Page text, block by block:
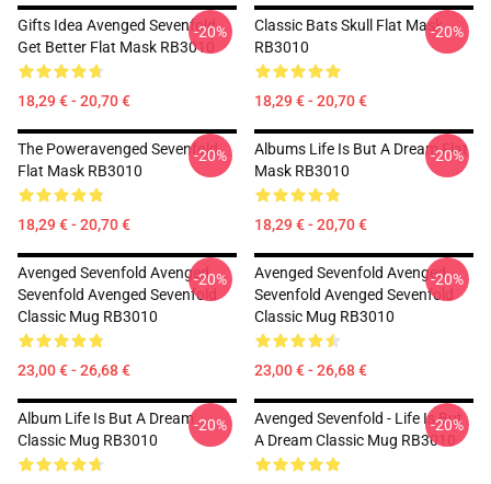
Gifts Idea Avenged Sevenfold
Get Better Flat Mask RB3010
18,29 € - 20,70 €
-20%
Classic Bats Skull Flat Mask
RB3010
18,29 € - 20,70 €
-20%
The Poweravenged Sevenfold
Flat Mask RB3010
18,29 € - 20,70 €
-20%
Albums Life Is But A Dream Flat
Mask RB3010
18,29 € - 20,70 €
-20%
Avenged Sevenfold Avenged
Sevenfold Avenged Sevenfold
Classic Mug RB3010
23,00 € - 26,68 €
-20%
Avenged Sevenfold Avenged
Sevenfold Avenged Sevenfold
Classic Mug RB3010
23,00 € - 26,68 €
-20%
Album Life Is But A Dream ...
Classic Mug RB3010
-20%
Avenged Sevenfold - Life Is But
A Dream Classic Mug RB3010
-20%